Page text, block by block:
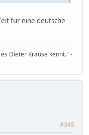
für eine deutsche
Dieter Krause kennt." -
#345